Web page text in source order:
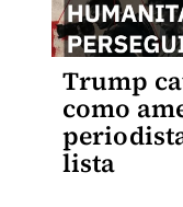
Trump
como
lista